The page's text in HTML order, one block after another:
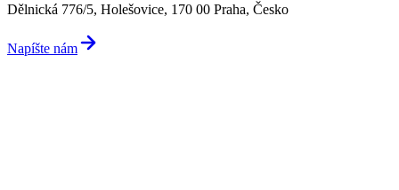
Dělnická 776/5, Holešovice, 170 00 Praha, Česko
Napíšte nám